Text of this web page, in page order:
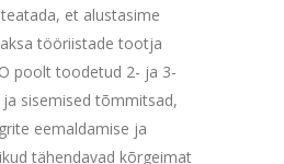
et alustasime
tööriistade tootja
poolt toodetud 2- ja 3-
sisemised tõmmitsad,
eemaldamise ja
tähendavad kõrgeimat